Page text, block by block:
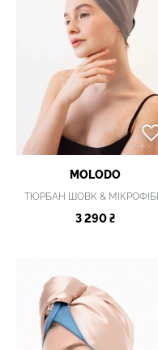
MOLODO
3 290 ₴